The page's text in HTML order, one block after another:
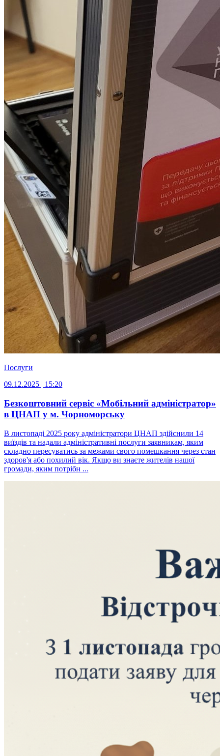
Послуги
09.12.2025 | 15:20
Безкоштовний сервіс «Мобільний адміністратор»
в ЦНАП у м. Чорноморську
В листопаді 2025 року адміністратори ЦНАП здійснили 14
виїздів та надали адміністративні послуги заявникам, яким
складно пересуватись за межами свого помешкання через стан
здоров'я або похилий вік. Якщо ви знаєте жителів нашої
громади, яким потрібн ...